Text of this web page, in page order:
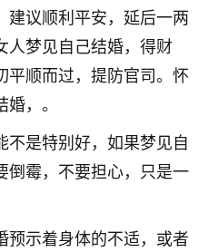
建议顺利平安，延后一两
人梦见自己结婚，得财
平顺而过，提防官司。怀
，。
不是特别好，如果梦见自
倒霉，不要担心，只是一
预示着身体的不适，或者
没有人给个联系方式的啊？
：gjsy0624